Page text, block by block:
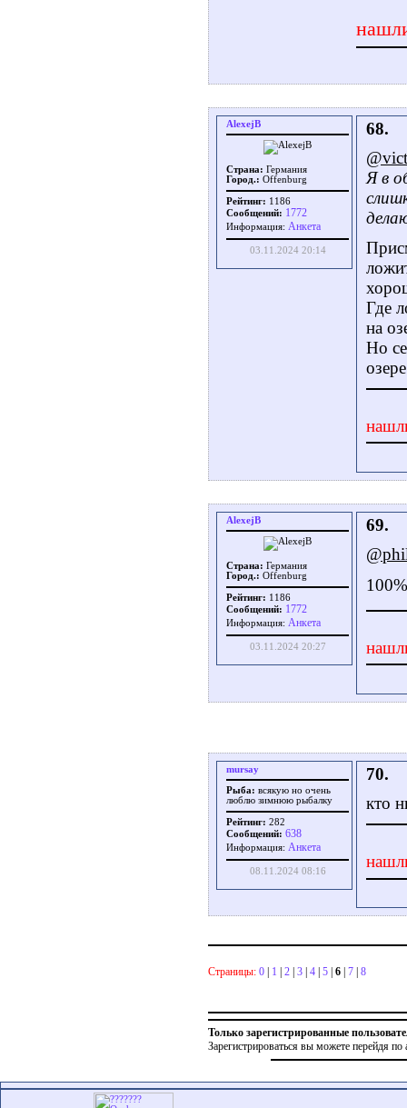
AlexejB
Страна: Германия
Город.: Offenburg
Рейтинг: 1186
Сообщений: 1772
Информация: Aнкета
03.11.2024 20:14
68.
Я в
Где
на
Но
AlexejB
Страна: Германия
Город.: Offenburg
Рейтинг: 1186
Сообщений: 1772
Информация: Aнкета
03.11.2024 20:27
69.
mursay
Рыба: всякую но очень
люблю зимнюю рыбалку
Рейтинг: 282
Сообщений: 638
Информация: Aнкета
08.11.2024 08:16
70.
кто
Страницы: 0 | 1 | 2 | 3 | 4 | 5 | 6 | 7 | 8
Только зарегистрированные
Зарегистрироваться вы можете перейдя по